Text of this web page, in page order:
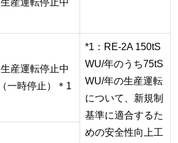
生産運転停止中
生産運転停止中
（一時停止）＊1
*1：RE-2A 150tS
WU/年のうち75tS
WU/年の生産運転
について、新規制
基準に適合するた
めの安全性向上工